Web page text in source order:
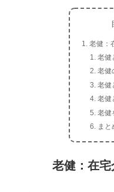
老健：
老健
老健
老健
老健
老健
まと
老健：在